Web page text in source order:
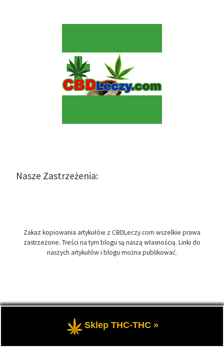
Nasze Zastrzeżenia:
Zakaz kopiowania artykułów z CBDLeczy.com wszelkie prawa
zastrzeżone. Treści na tym blogu są naszą własnością. Linki do
naszych artykułów i blogu można publikować.
CBDLeczy.com – Wszelkie prawa zastrzeżone
marihuana i olej CBD-RSO w medycynie.
Sklep THC-THC »